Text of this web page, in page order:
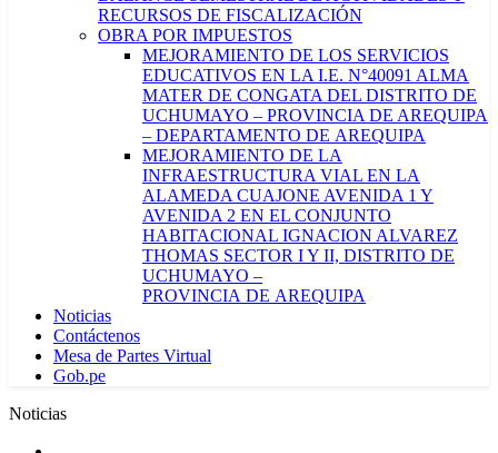
RECURSOS DE FISCALIZACIÓN
OBRA POR IMPUESTOS
MEJORAMIENTO DE LOS SERVICIOS
EDUCATIVOS EN LA I.E. N°40091 ALMA
MATER DE CONGATA DEL DISTRITO DE
UCHUMAYO – PROVINCIA DE AREQUIPA
– DEPARTAMENTO DE AREQUIPA
MEJORAMIENTO DE LA
INFRAESTRUCTURA VIAL EN LA
ALAMEDA CUAJONE AVENIDA 1 Y
AVENIDA 2 EN EL CONJUNTO
HABITACIONAL IGNACION ALVAREZ
THOMAS SECTOR I Y II, DISTRITO DE
UCHUMAYO –
PROVINCIA DE AREQUIPA
Noticias
Contáctenos
Mesa de Partes Virtual
Gob.pe
Noticias